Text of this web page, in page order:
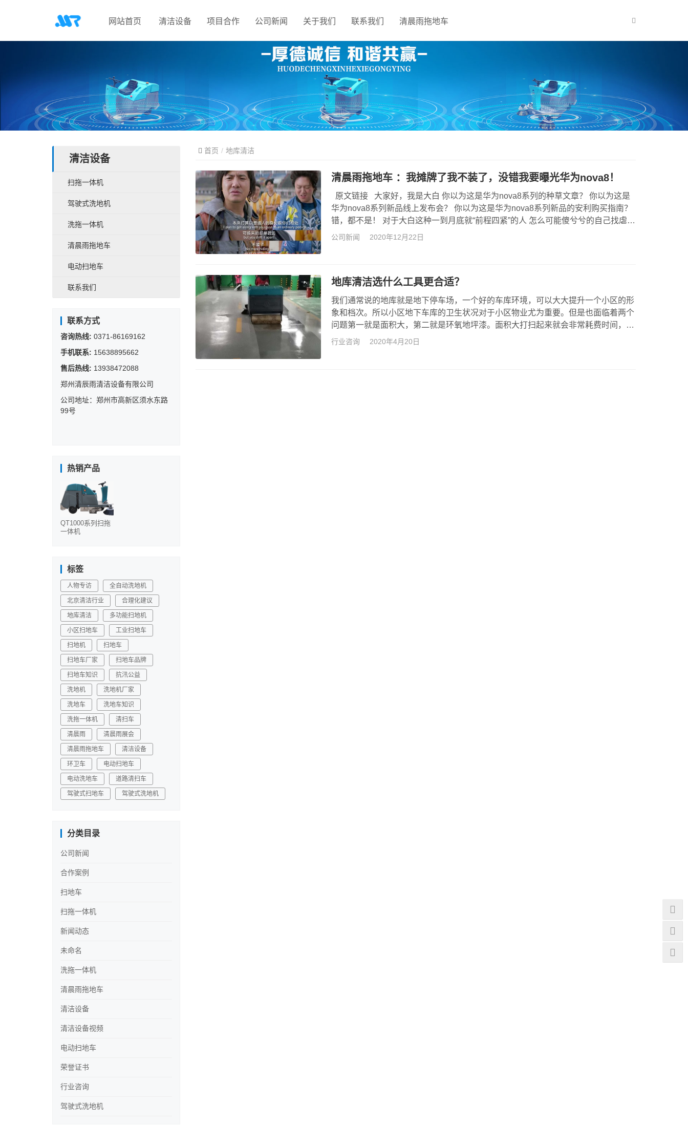
网站首页 清洁设备 项目合作 公司新闻 关于我们 联系我们 清晨雨拖地车
首页 地库清洁
清晨雨拖地车 ：我摊牌了我不装了，没错我要曝光华为nova8！
原文链接 大家好，我是大白 你以为这是华为nova8系列的种草文章？ 你以为这是
华为nova8系列新品线上发布会？ 你以为这是华为nova8系列新品的安利购买指南？
错，都不是！ 对于大白这种一到月底就“前程四紧”的人 怎么可能傻兮兮的自己找虐
事实上大白要说的是 和华为nova8有同样高亮点的 清辰雨的华为总部地库开荒服务
公司新闻 2020年12月22日
地库清洁选什么工具更合适？
我们通常说的地库就是地下停车场，一个好的车库环境，可以大大提升一个小区的形
象和档次。所以小区地下车库的卫生状况对于小区物业尤为重要。但是也面临着两个
问题第一就是面积大，第二就是环氧地坪漆。面积大打扫起来就会非常耗费时间，人
工成本摆在那里物业心里比谁都清楚，环氧地坪漆最怕被磨损和水浸蚀。那么小区物
行业咨询 2020年4月20日
清洁设备
扫拖一体机
驾驶式洗地机
洗拖一体机
清晨雨拖地车
电动扫地车
联系我们
联系方式
咨询热线: 0371-86169162
手机联系: 15638895662
售后热线: 13938472088
郑州清辰雨清洁设备有限公司
公司地址：郑州市高新区须水东路
99号
热销产品
QT1000系列扫拖
一体机
标签
人物专访 全自动洗地机
北京清洁行业 合理化建议
地库清洁 多功能扫地机
小区扫地车 工业扫地车
扫地机 扫地车
扫地车厂家 扫地车品牌
扫地车知识 抗汛公益
洗地机 洗地机厂家
洗地车 洗地车知识
洗拖一体机 清扫车
清晨雨 清晨雨展会
清晨雨拖地车 清洁设备
环卫车 电动扫地车
电动洗地车 道路清扫车
驾驶式扫地车 驾驶式洗地机
分类目录
公司新闻
合作案例
扫地车
扫拖一体机
新闻动态
未命名
洗拖一体机
清晨雨拖地车
清洁设备
清洁设备视频
电动扫地车
荣誉证书
行业咨询
驾驶式洗地机